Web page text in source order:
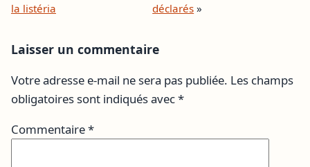
la listéria
déclarés »
Laisser un commentaire
Votre adresse e-mail ne sera pas publiée. Les champs
obligatoires sont indiqués avec*
Commentaire*